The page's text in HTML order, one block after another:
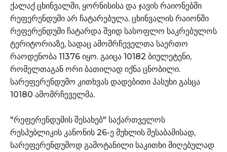
ქალაქ ცხინვალში, ყორნისისა და ჯავის რაიონებში
რეფერენდუმი არ ჩატარებულა. ცხინვალის რაიონში
რეფერენდუმი ჩატარდა შვიდ სასოფლო საკრებულოს
ტერიტორიაზე, სადაც ამომრჩეველთა საერთო
რაოდენობა 11376 იყო. გაიცა 10182 ბიულეტენი,
რომელთაგან ორი ბათილად იქნა ცნობილი.
სარეფერენდუმო კითხვას დადებითი პასუხი გასცა
10180 ამომრჩეველმა.
"რეფერენდუმის შესახებ" საქართველოს
რესპუბლიკის კანონის 26-ე მუხლის შესაბამისად,
სარეფერენდუმოდ გამოტანილი საკითხი მიღებულად